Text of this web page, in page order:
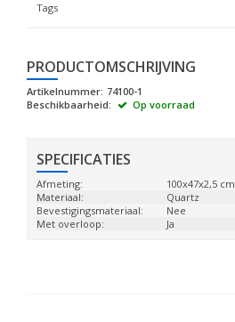
Tags
PRODUCTOMSCHRIJVING
Artikelnummer: 74100-1
Beschikbaarheid:
Op voorraad
SPECIFICATIES
Afmeting:
100x47x2,5 cm
Materiaal:
Quartz
Bevestigingsmateriaal:
Nee
Met overloop:
Ja